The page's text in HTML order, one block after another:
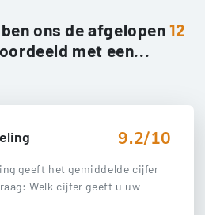
ons de afgelopen12
met een...
9.2/10
geeft het gemiddelde cijfer
Welk cijfer geeft u uw